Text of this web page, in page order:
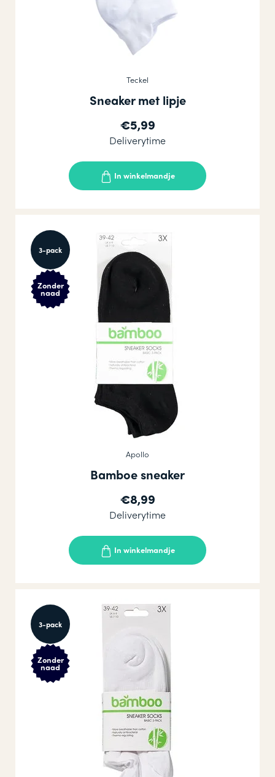
Teckel
Sneaker met lipje
€5,99
Deliverytime
In winkelmandje
3-pack
Zonder
naad
Apollo
Bamboe sneaker
€8,99
Deliverytime
In winkelmandje
3-pack
Zonder
naad